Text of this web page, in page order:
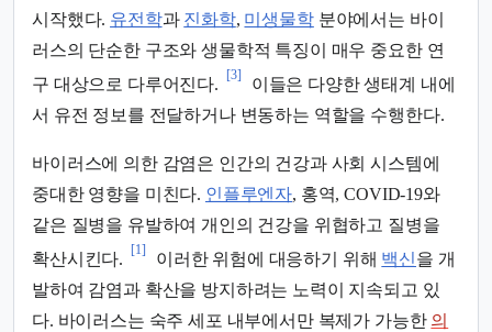
시작했다. 유전학과 진화학, 미생물학분야에서는 바이
러스의 단순한 구조와 생물학적 특징이 매우 중요한 연
구 대상으로 다루어진다.
[3]
이들은 다양한 생태계 내에
서 유전 정보를 전달하거나 변동하는 역할을 수행한다.
바이러스에 의한 감염은 인간의 건강과 사회 시스템에
중대한 영향을 미친다. 인플루엔자, 홍역, COVID-19와
같은 질병을 유발하여 개인의 건강을 위협하고 질병을
확산시킨다.
[1]
이러한 위험에 대응하기 위해 백신을 개
발하여 감염과 확산을 방지하려는 노력이 지속되고 있
다. 바이러스는 숙주 세포 내부에서만 복제가 가능한 의